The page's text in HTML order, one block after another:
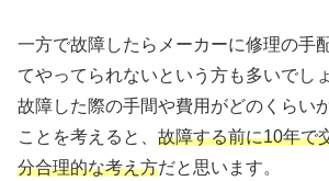
一方で故障したらメーカーに修理の手
てやってられないという方も多いでしょ
故障した際の手間や費用がどのくらい
ことを考えると、 故障する前に10年で
分合理的な考え方だと思います。